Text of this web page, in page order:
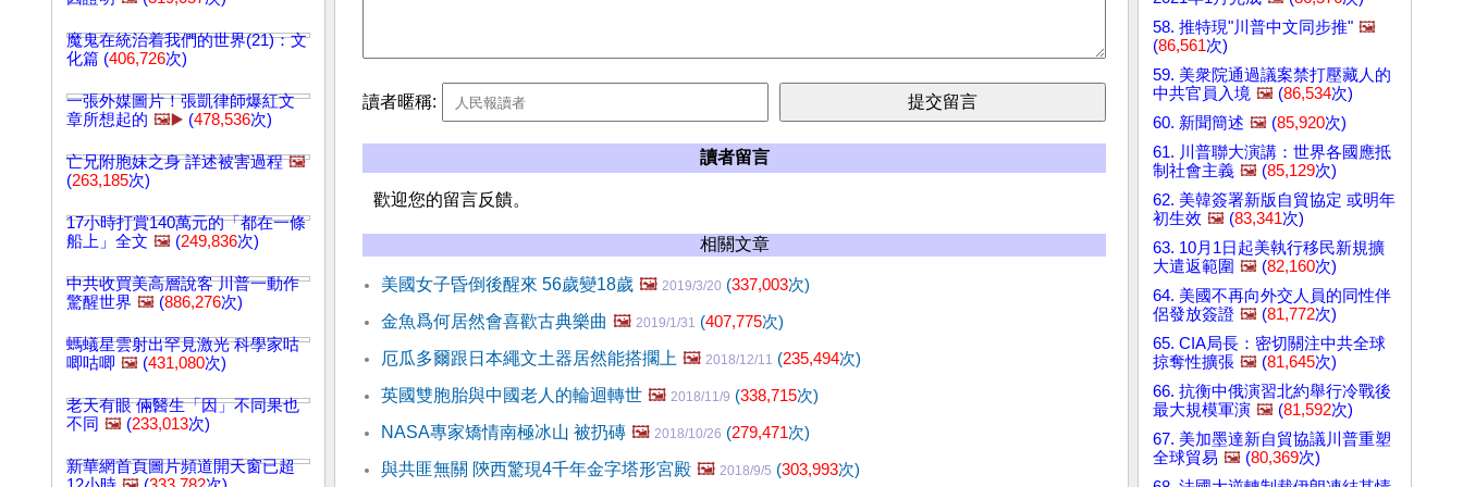
魔鬼在統治着我們的世界(21)：文
化篇 (406,726次)
一張外媒圖片！張凱律師爆紅文
章所想起的 🖼️▶️ (478,536次)
亡兄附胞妹之身 詳述被害過程 🖼️
(263,185次)
17小時打賞140萬元的「都在一條
船上」全文 🖼️ (249,836次)
中共收買美高層說客 川普一動作
驚醒世界 🖼️ (886,276次)
螞蟻星雲射出罕見激光 科學家咕
唧咕唧 🖼️ (431,080次)
老天有眼 倆醫生「因」不同果也
不同 🖼️ (233,013次)
新華網首頁圖片頻道開天窗已超
讀者暱稱:
讀者留言
歡迎您的留言反饋。
相關文章
美國女子昏倒後醒來 56歲變18歲 🖼️ 2019/3/20 (337,003次)
金魚爲何居然會喜歡古典樂曲 🖼️ 2019/1/31 (407,775次)
厄瓜多爾跟日本繩文土器居然能搭擱上 🖼️ 2018/12/11 (235,494次)
英國雙胞胎與中國老人的輪迴轉世 🖼️ 2018/11/9 (338,715次)
NASA專家矯情南極冰山 被扔磚 🖼️ 2018/10/26 (279,471次)
與共匪無關 陝西驚現4千年金字塔形宮殿 🖼️ 2018/9/5 (303,993次)
58. 推特現"川普中文同步推" 🖼️
(86,561次)
59. 美衆院通過議案禁打壓藏人的
中共官員入境 🖼️ (86,534次)
60. 新聞簡述 🖼️ (85,920次)
61. 川普聯大演講：世界各國應抵
制社會主義 🖼️ (85,129次)
62. 美韓簽署新版自貿協定 或明年
初生效 🖼️ (83,341次)
63. 10月1日起美執行移民新規擴
大遣返範圍 🖼️ (82,160次)
64. 美國不再向外交人員的同性伴
侶發放簽證 🖼️ (81,772次)
65. CIA局長：密切關注中共全球
掠奪性擴張 🖼️ (81,645次)
66. 抗衡中俄演習北約舉行冷戰後
最大規模軍演 🖼️ (81,592次)
67. 美加墨達新自貿協議川普重塑
全球貿易 🖼️ (80,369次)